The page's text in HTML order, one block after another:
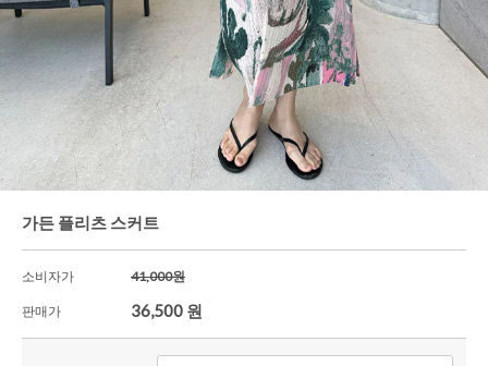
한정세일
셔츠&블라우스
가디건/니트
와이드팬츠
한정세일
가든 플리츠 스커트
소비자가 41,000원
판매가 36,500 원